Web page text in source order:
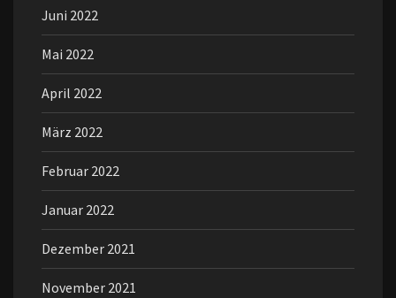
Juni 2022
Mai 2022
April 2022
März 2022
Februar 2022
Januar 2022
Dezember 2021
November 2021